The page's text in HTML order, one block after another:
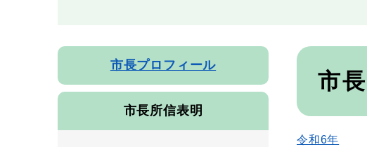
本
市
令和6年
市長プロフィール
市長所信表明